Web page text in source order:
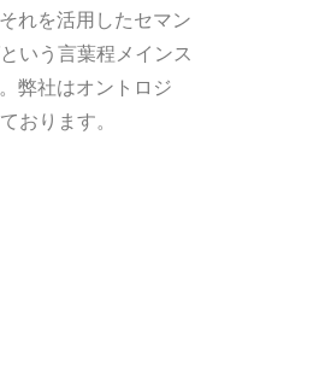
れを活用したセマン
いう言葉程メインス
弊社はオントロジ
おります。